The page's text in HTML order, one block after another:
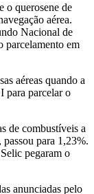
o querosene de
aérea.
Nacional de
parcelamento em
aéreas quando a
para parcelar o
de combustíveis a
para 1,23%.
pegaram o
anunciadas pelo